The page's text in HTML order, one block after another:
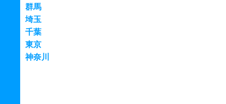
群馬
埼玉
千葉
東京
神奈川